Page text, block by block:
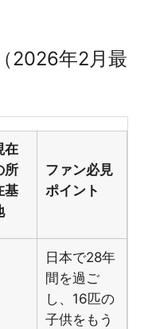
2026年2月最
在
所
基
ファン必見
ポイント
日本で28年
間を過ご
し、16匹の
子供をもう